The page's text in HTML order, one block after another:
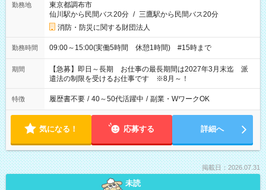
勤務地
東京都調布市
仙川駅から民間バス20分 / 三鷹駅から民間バス20分
消防・防災に関する財団法人
勤務時間 09:00～15:00(実働5時間 休憩1時間) #15時まで
期間
【急募】即日～長期 お仕事の最長期間は2027年3月末迄 派
遣法の制限を受けるお仕事です ※8月～！
特徴 履歴書不要 / 40～50代活躍中 / 副業・WワークOK
気になる！ 応募する 詳細へ
掲載日：2026.07.31
未読